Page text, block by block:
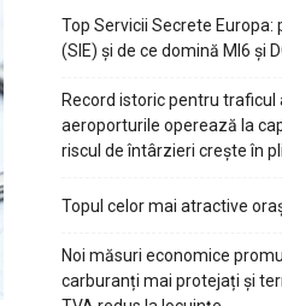
Top Servicii Secrete Europa:
(SIE) și de ce domină MI6 și
Record istoric pentru traficul
aeroporturile operează la
riscul de întârzieri crește în
Topul celor mai atractive
Noi măsuri economice
carburanți mai protejați și